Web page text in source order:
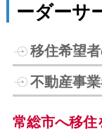
ーダーサ
移住希望
不動産事
常総市へ移住